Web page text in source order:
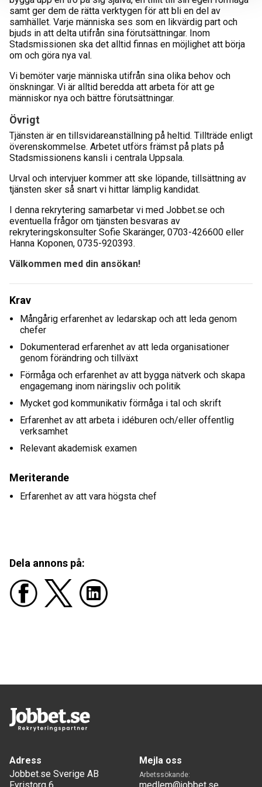
samt ger dem de rätta verktygen för att bli en del av
samhället. Varje människa ses som en likvärdig part och
bjuds in att delta utifrån sina förutsättningar. Inom
Stadsmissionen ska det alltid finnas en möjlighet att börja
om och göra nya val.
Vi bemöter varje människa utifrån sina olika behov och
önskningar. Vi är alltid beredda att arbeta för att ge
människor nya och bättre förutsättningar.
Övrigt
Tjänsten är en tillsvidareanställning på heltid. Tillträde enligt
överenskommelse. Arbetet utförs främst på plats på
Stadsmissionens kansli i centrala Uppsala.
Urval och intervjuer kommer att ske löpande, tillsättning av
tjänsten sker så snart vi hittar lämplig kandidat.
I denna rekrytering samarbetar vi med Jobbet.se och
eventuella frågor om tjänsten besvaras av
rekryteringskonsulter Sofie Skaränger, 0703-426600 eller
Hanna Koponen, 0735-920393.
Välkommen med din ansökan!
Krav
Mångårig erfarenhet av ledarskap och att leda genom
chefer
Dokumenterad erfarenhet av att leda organisationer
genom förändring och tillväxt
Förmåga och erfarenhet av att bygga nätverk och skapa
engagemang inom näringsliv och politik
Mycket god kommunikativ förmåga i tal och skrift
Erfarenhet av att arbeta i idéburen och/eller offentlig
verksamhet
Relevant akademisk examen
Meriterande
Erfarenhet av att vara högsta chef
Dela annons på:
Adress
Jobbet.se Sverige AB
Mejla oss
Arbetssökande: